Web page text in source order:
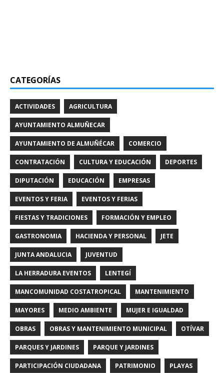
CATEGORÍAS
ACTIVIDADES AGRICULTURA
AYUNTAMIENTO ALMUÑECAR
AYUNTAMIENTO DE ALMUÑÉCAR COMERCIO
CONTRATACIÓN CULTURA Y EDUCACIÓN DEPORTES
DIPUTACIÓN EDUCACIÓN EMPRESAS
EVENTOS Y FERIA EVENTOS Y FERIAS
FIESTAS Y TRADICIONES FORMACIÓN Y EMPLEO
GASTRONOMIA HACIENDA Y PERSONAL JETE
JUNTA ANDALUCIA JUVENTUD
LA HERRADURA EVENTOS LENTEGÍ
MANCOMUNIDAD COSTATROPICAL MANTENIMIENTO
MAYORES MEDIO AMBIENTE MUJER E IGUALDAD
OBRAS OBRAS Y MANTENIMIENTO MUNICIPAL OTÍVAR
PARQUES Y JARDINES PARQUE Y JARDINES
PARTICIPACIÓN CIUDADANA PATRIMONIO PLAYAS